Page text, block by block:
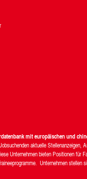
mit europäischen und
aktuelle
Unternehmen bieten Positionen
Unternehmen